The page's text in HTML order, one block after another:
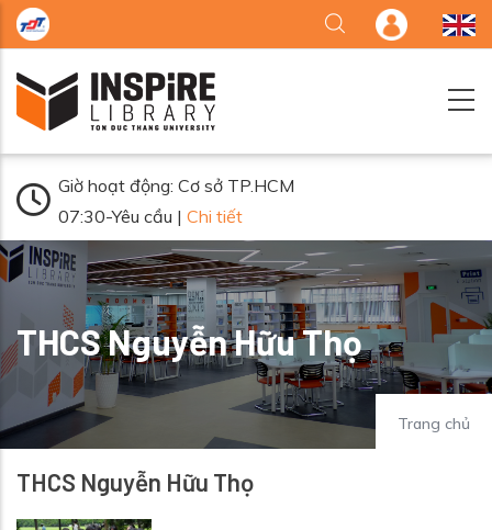
Nhảy đến nội dung
Giờ hoạt động: Cơ sở TP.HCM
07:30-Yêu cầu | Chi tiết
THCS Nguyễn Hữu Thọ
Trang chủ
THCS Nguyễn Hữu Thọ